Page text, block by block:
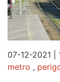
07-12-2021 |
metro ,